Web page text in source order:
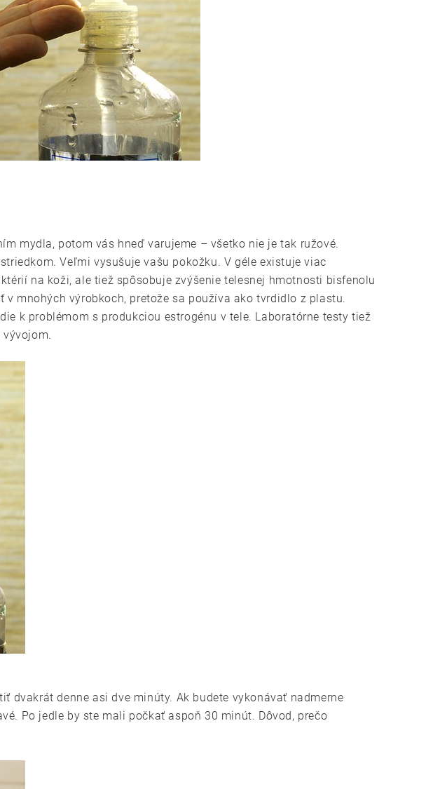
mydla, potom vás hneď varujeme – všetko nie je tak ružové.
Veľmi vysušuje vašu pokožku. V géle existuje viac
na koži, ale tiež spôsobuje zvýšenie telesnej hmotnosti bisfenolu
mnohých výrobkoch, pretože sa používa ako tvrdidlo z plastu.
k problémom s produkciou estrogénu v tele. Laboratórne testy tiež
dvakrát denne asi dve minúty. Ak budete vykonávať nadmerne
Po jedle by ste mali počkať aspoň 30 minút. Dôvod, prečo